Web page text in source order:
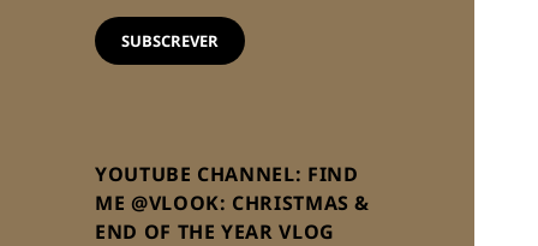
email
SUBSCREVER
YOUTUBE CHANNEL: FIND
ME @VLOOK: CHRISTMAS &
END OF THE YEAR VLOG